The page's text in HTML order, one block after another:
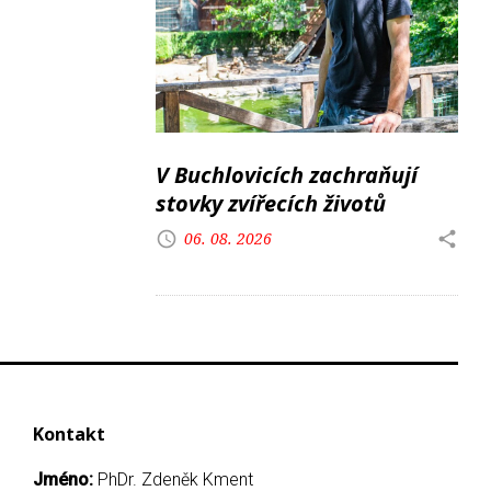
V Buchlovicích zachraňují
stovky zvířecích životů
06. 08. 2026
Kontakt
Jméno: PhDr. Zdeněk Kment